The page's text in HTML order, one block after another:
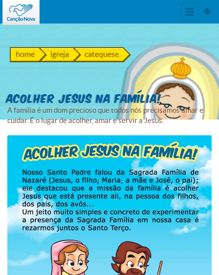
home igreja catequese
Acolher Jesus na família!
A família é um dom precioso que todos nós precisamos amar e
cuidar. É o lugar de acolher, amar e servir a Jesus.